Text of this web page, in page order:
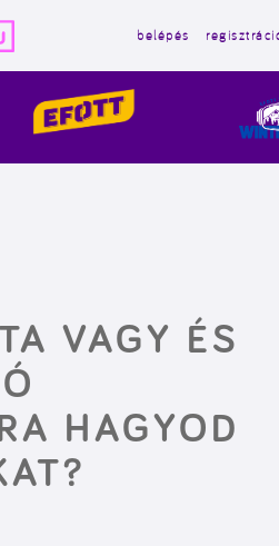
belépés
VAGY ÉS
HAGYOD